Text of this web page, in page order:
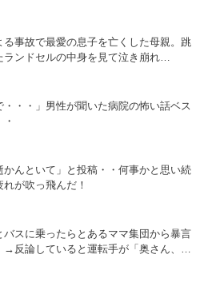
る事故で最愛の息子を亡くした母親。跳
ランドセルの中身を見て泣き崩れ
・・・」男性が聞いた病院の怖い話ベス
かんといて」と投稿・・何事かと思い続
れが吹っ飛んだ！
バスに乗ったらとあるママ集団から暴言
→反論していると運転手が「奥さん、こ